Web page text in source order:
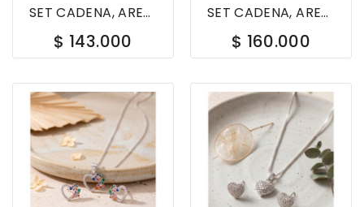
SET CADENA, ARETES Y DIJE EN PLATA LEY 925...
$ 143.000
SET CADENA, ARETES Y DIJE EN PLATA LEY 925 FLOR...
$ 160.000